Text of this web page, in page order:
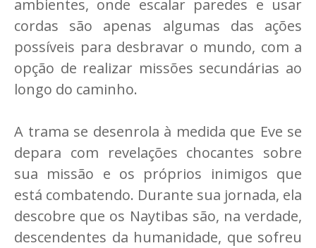
ambientes, onde escalar paredes e usar
cordas são apenas algumas das ações
possíveis para desbravar o mundo, com a
opção de realizar missões secundárias ao
longo do caminho.
A trama se desenrola à medida que Eve se
depara com revelações chocantes sobre
sua missão e os próprios inimigos que
está combatendo. Durante sua jornada, ela
descobre que os Naytibas são, na verdade,
descendentes da humanidade, que sofreu